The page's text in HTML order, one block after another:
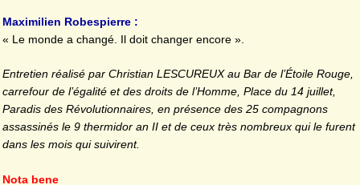
Maximilien Robespierre :
« Le monde a changé. Il doit changer encore ».
Entretien réalisé par Christian LESCUREUX au Bar de l’Étoile Rouge,
carrefour de l’égalité et des droits de l’Homme, Place du 14 juillet,
Paradis des Révolutionnaires, en présence des 25 compagnons
assassinés le 9 thermidor an II et de ceux très nombreux qui le furent
dans les mois qui suivirent.
Nota bene